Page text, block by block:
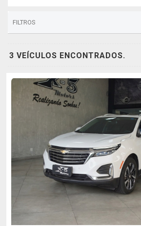
FILTROS
3 VEÍCULOS ENCONTRADOS.